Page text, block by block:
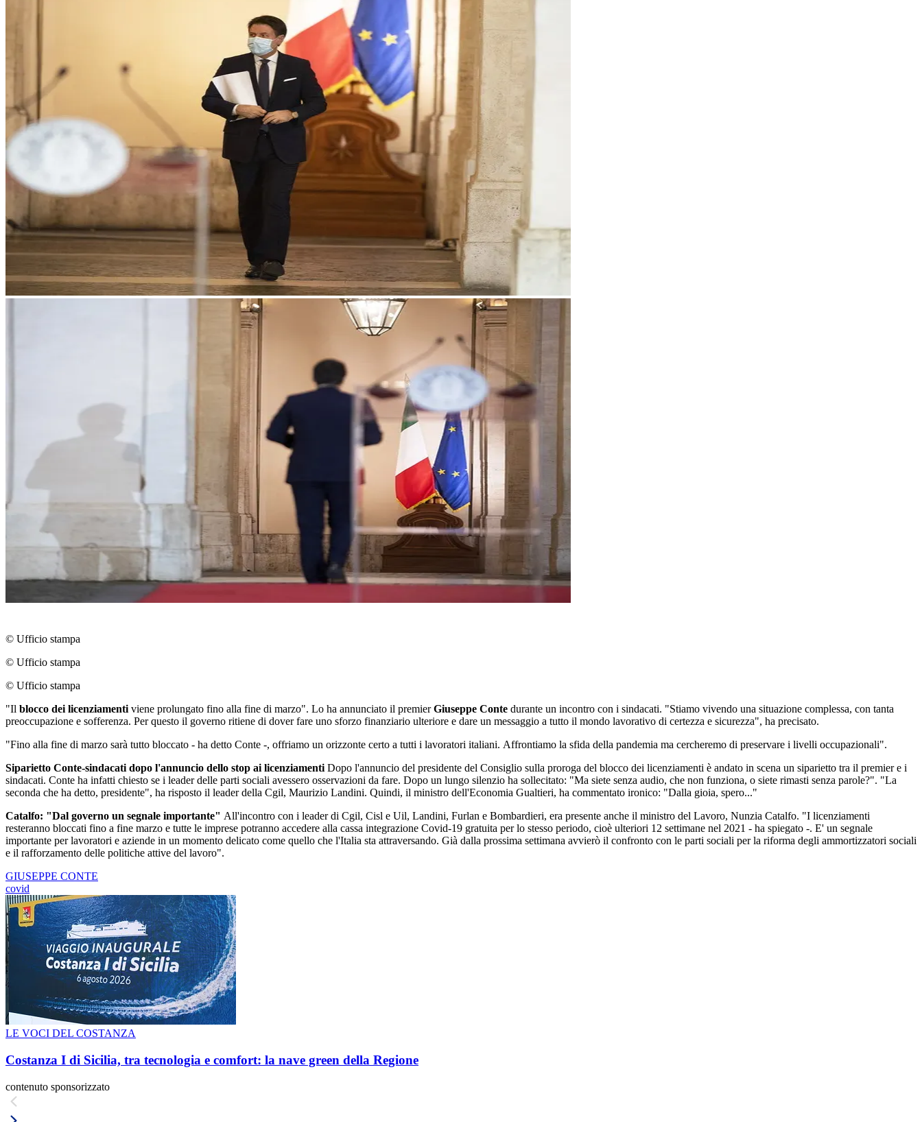
© Ufficio stampa
© Ufficio stampa
© Ufficio stampa
"Il blocco dei licenziamenti viene prolungato fino alla fine di marzo". Lo ha annunciato il premierGiuseppe Conte durante un incontro con i sindacati. "Stiamo vivendo una situazione complessa, con tanta
preoccupazione e sofferenza. Per questo il governo ritiene di dover fare uno sforzo finanziario ulteriore e dare un messaggio a tutto il mondo lavorativo di certezza e sicurezza", ha precisato.
"Fino alla fine di marzo sarà tutto bloccato - ha detto Conte -, offriamo un orizzonte certo a tutti i lavoratori italiani. Affrontiamo la sfida della pandemia ma cercheremo di preservare i livelli occupazionali".
Siparietto Conte-sindacati dopo l'annuncio dello stop ai licenziamenti Dopo l'annuncio del presidente del Consiglio sulla proroga del blocco dei licenziamenti è andato in scena un siparietto tra il premier e i
sindacati. Conte ha infatti chiesto se i leader delle parti sociali avessero osservazioni da fare. Dopo un lungo silenzio ha sollecitato: "Ma siete senza audio, che non funziona, o siete rimasti senza parole?". "La
seconda che ha detto, presidente", ha risposto il leader della Cgil, Maurizio Landini. Quindi, il ministro dell'Economia Gualtieri, ha commentato ironico: "Dalla gioia, spero..."
Catalfo: "Dal governo un segnale importante" All'incontro con i leader di Cgil, Cisl e Uil, Landini, Furlan e Bombardieri, era presente anche il ministro del Lavoro, Nunzia Catalfo. "I licenziamenti
resteranno bloccati fino a fine marzo e tutte le imprese potranno accedere alla cassa integrazione Covid-19 gratuita per lo stesso periodo, cioè ulteriori 12 settimane nel 2021 - ha spiegato -. E' un segnale
importante per lavoratori e aziende in un momento delicato come quello che l'Italia sta attraversando. Già dalla prossima settimana avvierò il confronto con le parti sociali per la riforma degli ammortizzatori sociali
e il rafforzamento delle politiche attive del lavoro".
GIUSEPPE CONTE
covid
LE VOCI DEL COSTANZA
Costanza I di Sicilia, tra tecnologia e comfort: la nave green della Regione
contenuto sponsorizzato